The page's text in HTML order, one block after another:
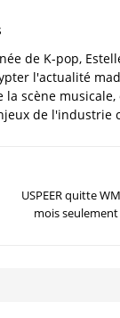
de K-pop,
l'actualité
scène
de l'industrie
USPEER quitte
mois